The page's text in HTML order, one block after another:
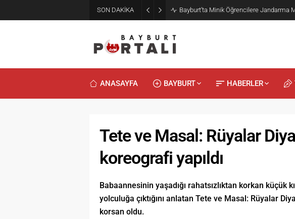
SON DAKİKA Bayburt’ta Minik Öğrencilere Jandarma
ANASAYFA BAYBURT HABERLER
Tete ve Masal: Rüyalar
koreografi yapıldı
Babaannesinin yaşadığı rahatsızlıktan korkan küçük
yolculuğa çıktığını anlatan Tete ve Masal: Rüyalar
korsan oldu.